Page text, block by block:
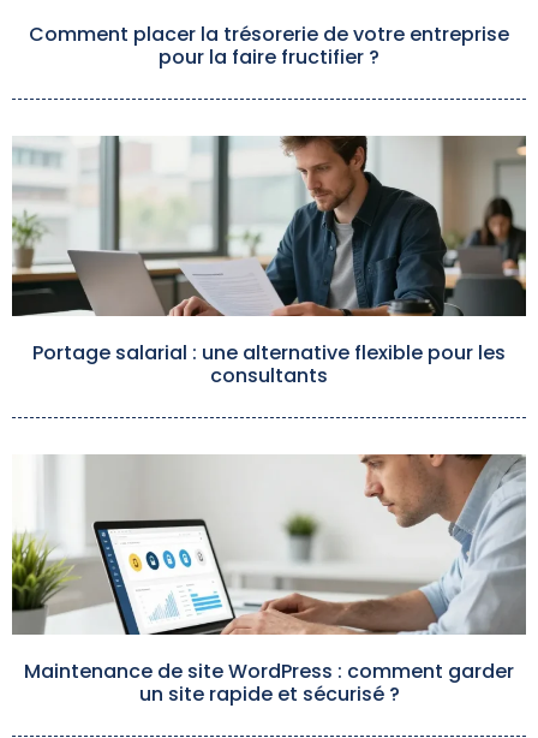
Comment placer la trésorerie de votre entreprise
pour la faire fructifier ?
Portage salarial : une alternative flexible pour les
consultants
Maintenance de site WordPress : comment garder
un site rapide et sécurisé ?